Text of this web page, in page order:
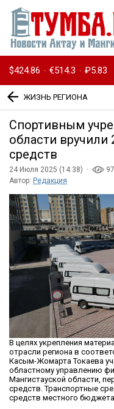
$424.86 · €514.3 · ₽5.83
ЖИЗНЬ РЕГИОНА
Спортивным
области
средств
24 Июля 2025 (14:38) ·
Автор: Редакция
В целях укрепления
отрасли региона в
Касым-Жомарта Токаева
областному управлению
Мангистауской области,
средств. Транспортные
средств местного